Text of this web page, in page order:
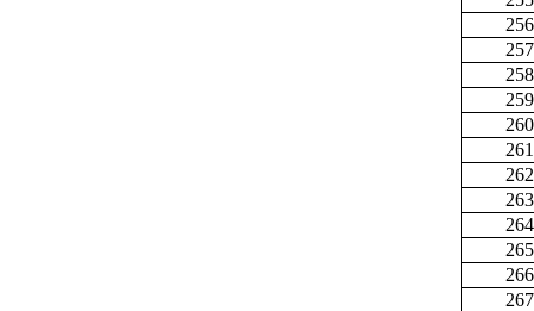
256
257
258
259
260
261
262
263
264
265
266
267